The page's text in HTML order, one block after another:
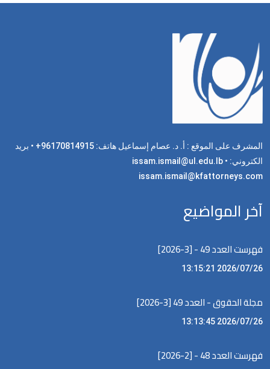
المشرف على الموقع : أ. د. عصام إسماعيل هاتف: 96170814915+ • بريد
الكتروني: issam.ismail@ul.edu.lb •
issam.ismail@kfattorneys.com
آخر المواضيع
فهرست العدد 49 - [3-2026]
2026/07/26 13:15:21
مجلة الحقوق - العدد 49 [3-2026]
2026/07/26 13:13:45
فهرست العدد 48 - [2-2026]